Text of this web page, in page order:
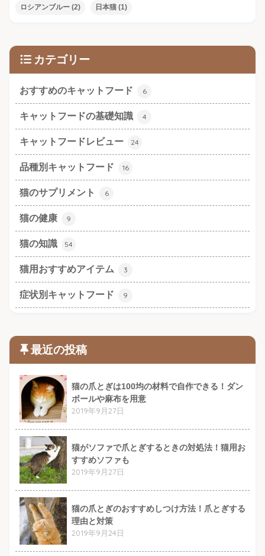
ロシアンブルー (2) 日本猫 (1)
カテゴリー
おすすめのキャットフード 6
キャットフードの基礎知識 4
キャットフードレビュー 24
品種別キャットフード 16
猫のサプリメント 6
猫の健康 9
猫の知識 54
猫用おすすめアイテム 3
症状別キャットフード 9
最近の投稿
猫の爪とぎは100均の材料で自作できる！ダン
ボールや麻布を用意
2019年9月27日
猫がソファで爪とぎするときの対処法！猫用お
すすめソファも
2019年9月27日
猫の爪とぎのおすすめしつけ方法！爪とぎする
理由と対策
2019年9月24日